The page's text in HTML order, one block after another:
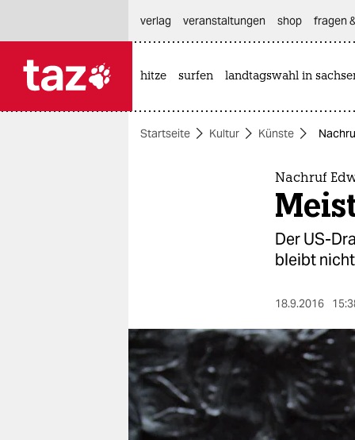
themen
berlin
nord
wahrheit
verlag
veranstaltungen shop fragen
hitze surfen landtagswahl in
Startseite Kultur Künste
Nachruf
Der US-
bleibt
18.9.2016